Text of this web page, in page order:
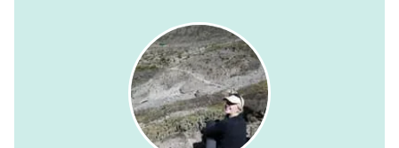
cuando, los llamados distantes de los chimpancés resuenan
por el bosque. Más arriba, el sendero entra en la Zona de
Bambú-Mimulopsis, donde el denso bambú y la espesa
vegetación crean una atmósfera salvaje y remota. En la
temporada de lluvias, esta parte puede ser fangosa y
resbaladiza, lo que añade una sensación más ruda al día
pero también incrementa el desafío.